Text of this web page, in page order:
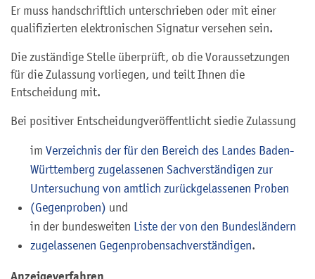
Er muss handschriftlich unterschrieben oder mit einer
qualifizierten elektronischen Signatur versehen sein.
Die zuständige Stelle überprüft, ob die Voraussetzungen
für die Zulassung vorliegen, und teilt Ihnen die
Entscheidung mit.
Bei positiver Entscheidungveröffentlicht siedie Zulassung
im Verzeichnis der für den Bereich des Landes Baden-
Württemberg zugelassenen Sachverständigen zur
Untersuchung von amtlich zurückgelassenen Proben
(Gegenproben) und
in der bundesweiten Liste der von den Bundesländern
zugelassenen Gegenprobensachverständigen.